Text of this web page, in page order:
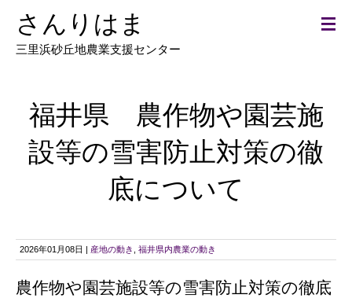
さんりはま
三里浜砂丘地農業支援センター
福井県 農作物や園芸施
設等の雪害防止対策の徹
底について
2026年01月08日 | 産地の動き 福井県内農業の動き
農作物や園芸施設等の雪害防止対策の徹底